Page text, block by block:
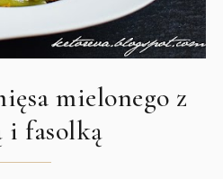
mielonego z
i fasolką